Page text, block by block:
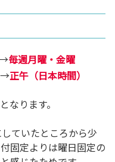
→毎週月曜・金曜
→正午（日本時間）
なります。
ていたところから少
固定よりは曜日固定の